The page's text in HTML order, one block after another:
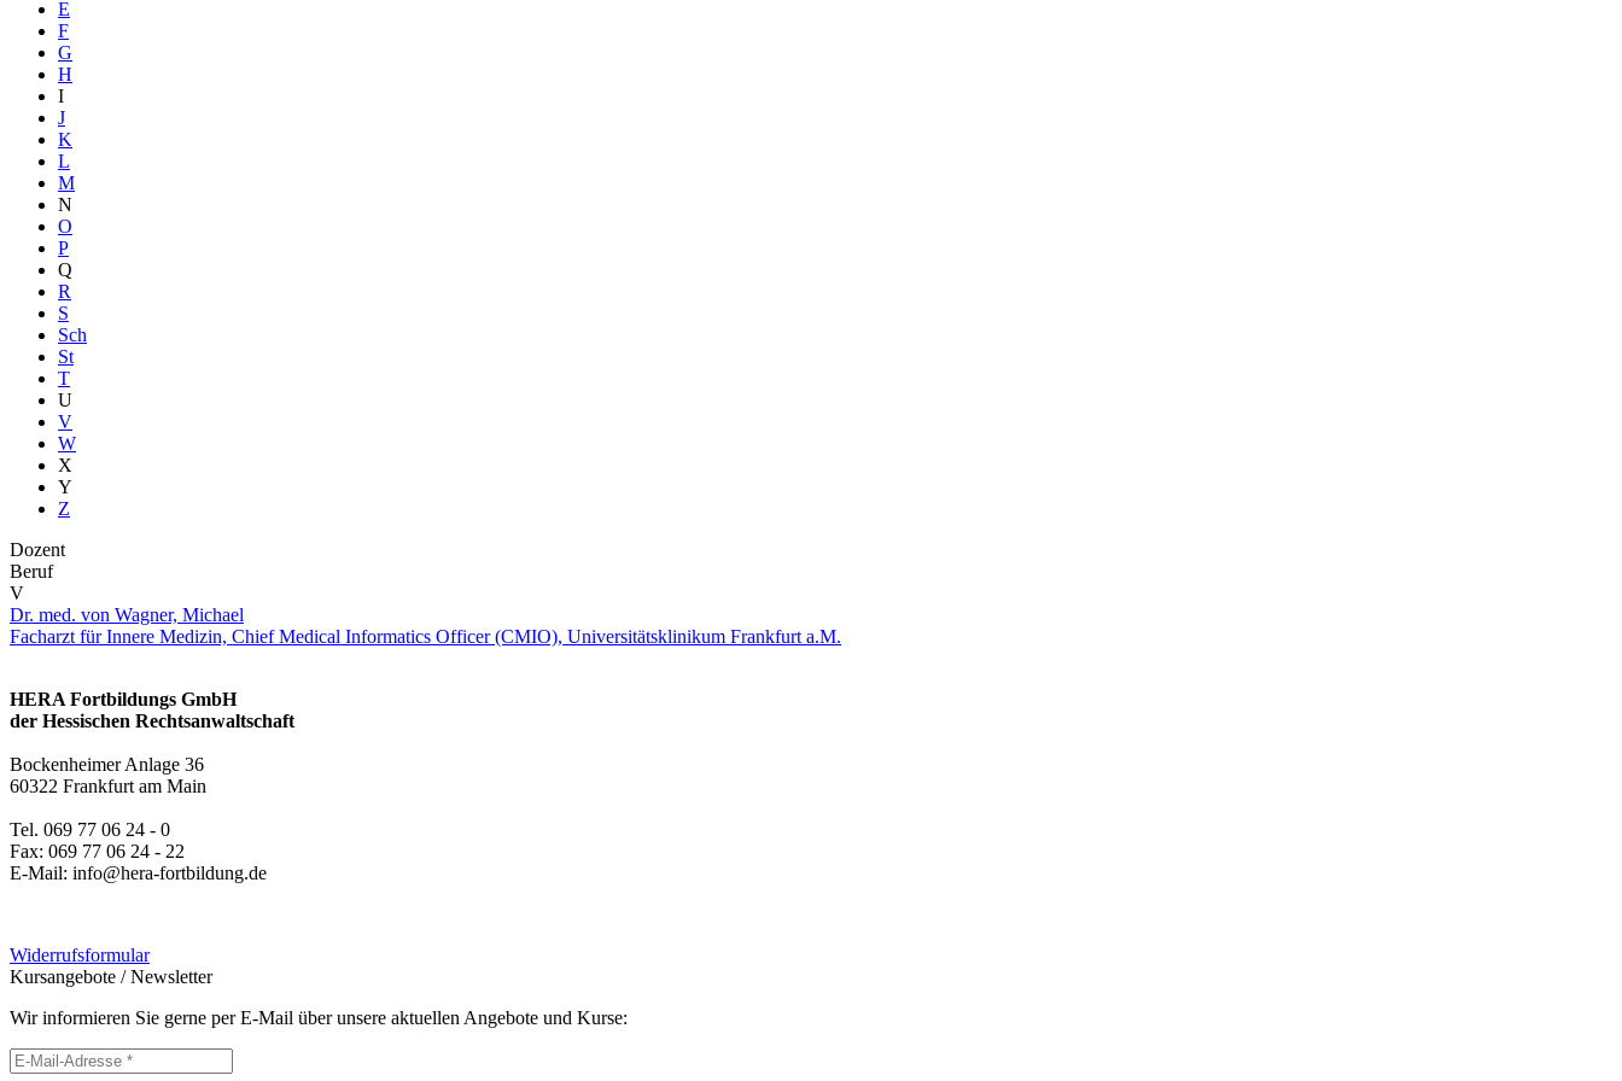
E
F
G
H
I
J
K
L
M
N
O
P
Q
R
S
Sch
St
T
U
V
W
X
Y
Z
Dozent
Beruf
V
Dr. med. von Wagner, Michael
Facharzt für Innere Medizin, Chief Medical Informatics Officer (CMIO), Universitätsklinikum Frankfurt a.M.
HERA Fortbildungs GmbH
der Hessischen Rechtsanwaltschaft
Bockenheimer Anlage 36
60322 Frankfurt am Main
Tel. 069 77 06 24 - 0
Fax: 069 77 06 24 - 22
E-Mail: info@hera-fortbildung.de
Widerrufsformular
Kursangebote /Newsletter
Wir informieren Sie gerne per E-Mail über unsere aktuellen Angebote und Kurse: